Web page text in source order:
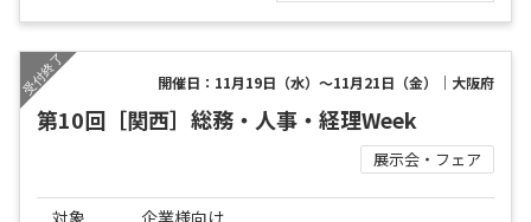
開催日：11月19日（水）～11月21日（金）｜大阪府
第10回［関西］総務・人事・経理Week
展示会・フェア
対象 企業様向け